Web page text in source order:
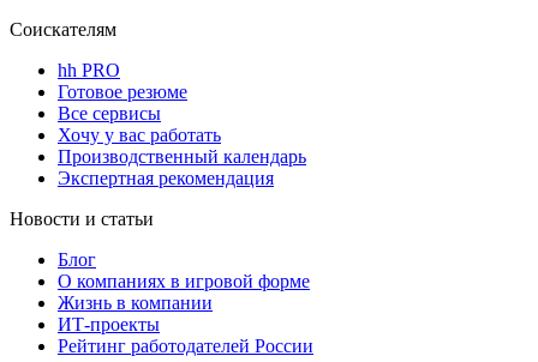
Соискателям
hh PRO
Готовое резюме
Все сервисы
Хочу у вас работать
Производственный календарь
Экспертная рекомендация
Новости и статьи
Блог
О компаниях в игровой форме
Жизнь в компании
ИТ-проекты
Рейтинг работодателей России